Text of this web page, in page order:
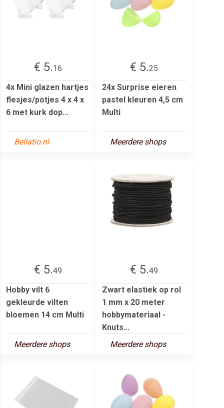
€ 5.16
4x Mini glazen hartjes
flesjes/potjes 4 x 4 x
6 met kurk dop...
Bellatio.nl
€ 5.25
24x Surprise eieren
pastel kleuren 4,5 cm
Multi
Meerdere shops
€ 5.49
Hobby vilt 6
gekleurde vilten
bloemen 14 cm Multi
Meerdere shops
€ 5.49
Zwart elastiek op rol
1 mm x 20 meter
hobbymateriaal -
Knuts...
Meerdere shops